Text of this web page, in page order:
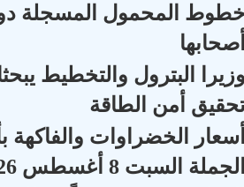
المحمول المسجلة
البترول والتخطيط
أمن الطاقة
الخضراوات والفاكهة
السبت 8 أغسطس 2026